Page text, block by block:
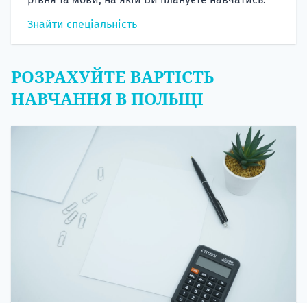
Знайти спеціальність
РОЗРАХУЙТЕ ВАРТІСТЬ
НАВЧАННЯ В ПОЛЬЩІ